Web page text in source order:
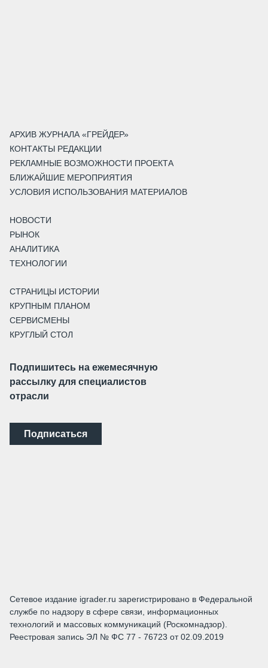
АРХИВ ЖУРНАЛА «ГРЕЙДЕР»
КОНТАКТЫ РЕДАКЦИИ
РЕКЛАМНЫЕ ВОЗМОЖНОСТИ ПРОЕКТА
БЛИЖАЙШИЕ МЕРОПРИЯТИЯ
УСЛОВИЯ ИСПОЛЬЗОВАНИЯ МАТЕРИАЛОВ
НОВОСТИ
РЫНОК
АНАЛИТИКА
ТЕХНОЛОГИИ
СТРАНИЦЫ ИСТОРИИ
КРУПНЫМ ПЛАНОМ
СЕРВИСМЕНЫ
КРУГЛЫЙ СТОЛ
Подпишитесь на ежемесячную
рассылку для специалистов
отрасли
Подписаться
Сетевое издание igrader.ru зарегистрировано в Федеральной
службе по надзору в сфере связи, информационных
технологий и массовых коммуникаций (Роскомнадзор).
Реестровая запись ЭЛ № ФС 77 - 76723 от 02.09.2019